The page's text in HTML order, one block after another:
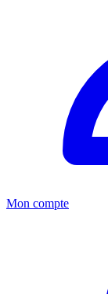
Mon compte